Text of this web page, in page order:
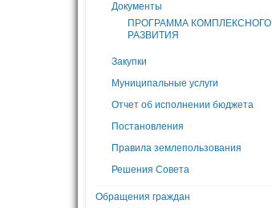
Документы
ПРОГРАММА КОМПЛЕКСНОГО
РАЗВИТИЯ
Закупки
Муниципальные услуги
Отчет об исполнении бюджета
Постановления
Правила землепользования
Решения Совета
Обращения граждан